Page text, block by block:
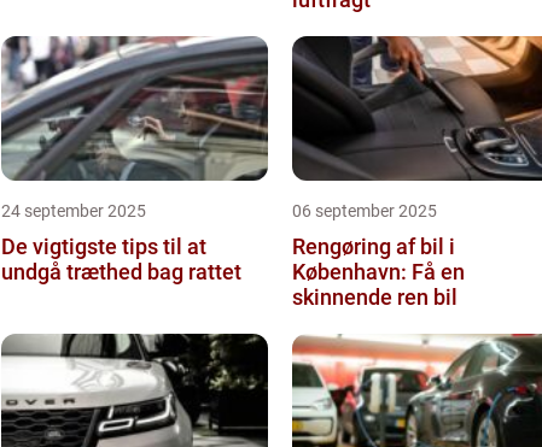
24 september 2025
De vigtigste tips til at
undgå træthed bag rattet
06 september 2025
Rengøring af bil i
København: Få en
skinnende ren bil